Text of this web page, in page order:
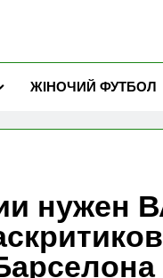
ЖІНОЧИЙ ФУТБОЛ
нужен